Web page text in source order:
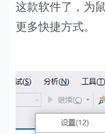
这款软件了，为
更多快捷方式。